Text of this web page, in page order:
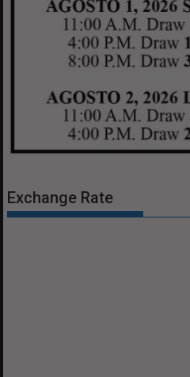
Exchange Rate